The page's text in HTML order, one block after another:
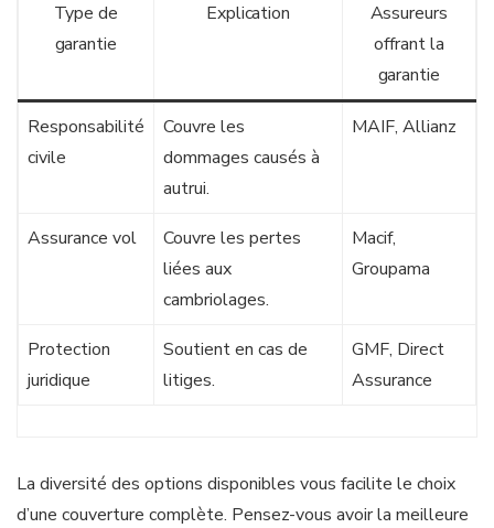
Type de
garantie
Explication
Assureurs
offrant la
garantie
Responsabilité
civile
Couvre les
dommages causés à
autrui.
MAIF, Allianz
Assurance vol
Couvre les pertes
liées aux
cambriolages.
Macif,
Groupama
Protection
juridique
Soutient en cas de
litiges.
GMF, Direct
Assurance
La diversité des options disponibles vous facilite le choix
d’une couverture complète. Pensez-vous avoir la meilleure